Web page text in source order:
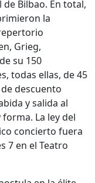
Bilbao. En total,
la
Grieg,
su 150
todas ellas, de 45
descuento
y salida al
La ley del
concierto fuera
7 en el Teatro